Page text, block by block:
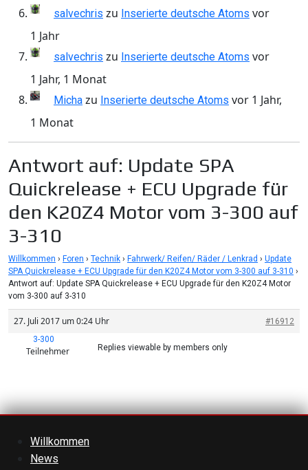
salvechris zu Inserierte deutsche Atoms vor
1 Jahr
salvechris zu Inserierte deutsche Atoms vor
1 Jahr, 1 Monat
Micha zu Inserierte deutsche Atoms vor 1 Jahr,
1 Monat
Antwort auf: Update SPA
Quickrelease + ECU Upgrade für
den K20Z4 Motor vom 3-300 auf
3-310
Willkommen › Foren › Technik › Fahrwerk/ Reifen/ Räder / Lenkrad › Update
SPA Quickrelease + ECU Upgrade für den K20Z4 Motor vom 3-300 auf 3-310 ›
Antwort auf: Update SPA Quickrelease + ECU Upgrade für den K20Z4 Motor
vom 3-300 auf 3-310
27. Juli 2017 um 0:24 Uhr
#16912
3-300
Teilnehmer Replies viewable by members only
Willkommen
News